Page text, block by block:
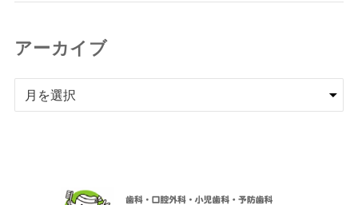
アーカイブ
ー